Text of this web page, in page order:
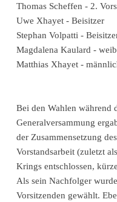
Thomas Scheffen - 2.
Uwe Xhayet - Beisitzer
Stephan Volpatti -
Magdalena Kaulard -
Matthias Xhayet -
Bei den Wahlen während
Generalversammung
der Zusammensetzung
Vorstandsarbeit (zuletzt
Krings entschlossen,
Als sein Nachfolger
Vorsitzenden gewählt.